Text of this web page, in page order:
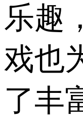
乐趣
戏也
了丰